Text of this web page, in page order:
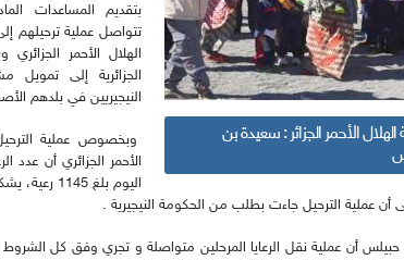
الهلال الأحمر الجزائر : سعيدة بن
بتقديم المساعدات
تتواصل عملية ترحيلهم
الهلال الأحمر
الجزائرية إلى تمويل
النيجيريين في بلدهم
وبخصوص عملية
الأحمر الجزائري أن عدد
أن عملية الترحيل جاءت بطلب من الحكومة النيجيرية .
أن عملية نقل الرعايا المرحلين متواصلة و تجري وفق كل الشروط